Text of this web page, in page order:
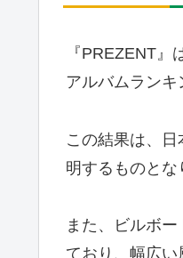
『PREZENT』
アルバムランキ
この結果は、
明するものとな
また、ビルボ
ており、幅広い